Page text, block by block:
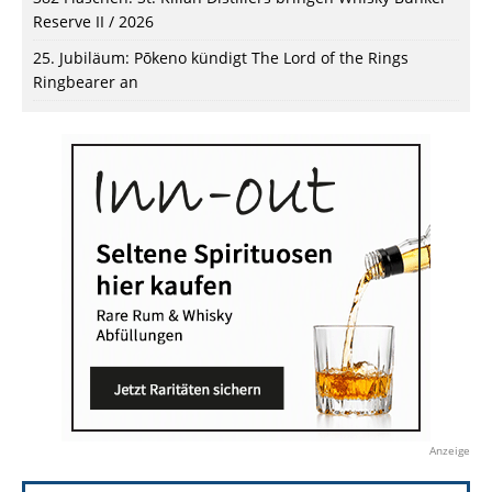
Reserve II / 2026
25. Jubiläum: Pōkeno kündigt The Lord of the Rings
Ringbearer an
Anzeige